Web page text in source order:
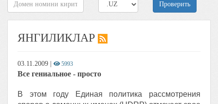
Проверить
ЯНГИЛИКЛАР
03.11.2009 5993
Все гениальное - просто
В этом году Единая политика рассмотрения